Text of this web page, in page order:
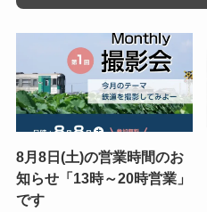
8月8日(土)の営業時間のお
知らせ「13時～20時営業」
です